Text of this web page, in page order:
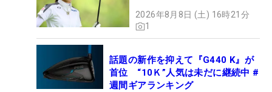
2026年8月8日 (土) 16時21分
1
話題の新作を抑えて『G440 K』が
首位 “10Ｋ”人気は未だに継続中 #
週間ギアランキング